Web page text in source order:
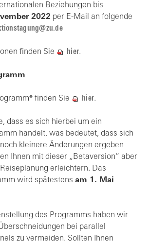
Beziehungen bis
2022 per E-Mail an folgende
finden Sie hier.
finden Sie hier.
dass es sich hierbei um ein
handelt, was bedeutet, dass sich
kleinere Änderungen ergeben
Ihnen mit dieser „Betaversion“ aber
erleichtern. Das
wird spätestens am 1. Mai
des Programms haben wir
bei parallel
zu vermeiden. Sollten Ihnen